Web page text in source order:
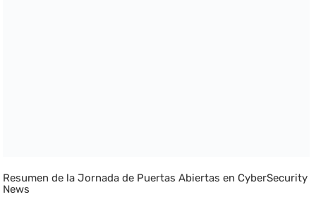
Resumen de la Jornada de Puertas Abiertas en CyberSecurity
News